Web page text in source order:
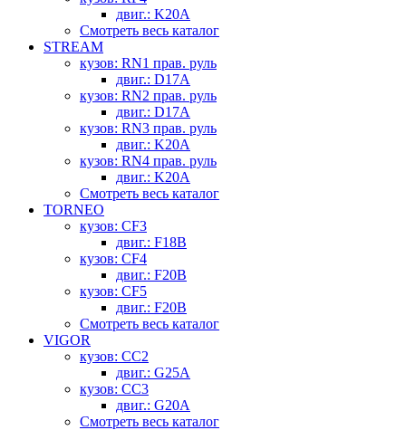
двиг.: K20A
Смотреть весь каталог
STREAM
кузов: RN1 прав. руль
двиг.: D17A
кузов: RN2 прав. руль
двиг.: D17A
кузов: RN3 прав. руль
двиг.: K20A
кузов: RN4 прав. руль
двиг.: K20A
Смотреть весь каталог
TORNEO
кузов: CF3
двиг.: F18B
кузов: CF4
двиг.: F20B
кузов: CF5
двиг.: F20B
Смотреть весь каталог
VIGOR
кузов: CC2
двиг.: G25A
кузов: CC3
двиг.: G20A
Смотреть весь каталог